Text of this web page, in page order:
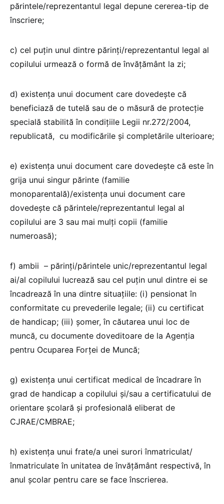
părintele/reprezentantul legal depune cererea-tip de
înscriere;
c) cel puțin unul dintre părinți/reprezentantul legal al
copilului urmează o formă de învățământ la zi;
d) existența unui document care dovedește că
beneficiază de tutelă sau de o măsură de protecție
specială stabilită în condițiile Legii nr.272/2004,
republicată, cu modificările și completările ulterioare;
e) existența unui document care dovedește că este în
grija unui singur părinte (familie
monoparentală)/existența unui document care
dovedește că părintele/reprezentantul legal al
copilului are 3 sau mai mulți copii (familie
numeroasă);
f) ambii – părinți/părintele unic/reprezentantul legal
ai/al copilului lucrează sau cel puțin unul dintre ei se
încadrează în una dintre situațiile: (i) pensionat în
conformitate cu prevederile legale; (ii) cu certificat
de handicap; (iii) șomer, în căutarea unui loc de
muncă, cu documente doveditoare de la Agenția
pentru Ocuparea Forței de Muncă;
g) existența unui certificat medical de încadrare în
grad de handicap a copilului și/sau a certificatului de
orientare școlară și profesională eliberat de
CJRAE/CMBRAE;
h) existența unui frate/a unei surori înmatriculat/
înmatriculate în unitatea de învățământ respectivă, în
anul școlar pentru care se face înscrierea.